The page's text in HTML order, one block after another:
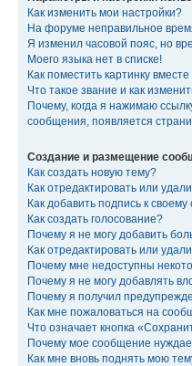
Как изменить мои настройки?
На форуме неправильное
Я изменил часовой пояс, но
Моего языка нет в списке!
Как поместить картинку
Что такое звание и как
Почему, когда я нажимаю
сообщения, появляется
Создание и размещение
Как создать новую тему?
Как отредактировать или
Как добавить подпись к
Как создать голосование?
Почему я не могу добавить
Как отредактировать или
Почему мне недоступны
Почему я не могу добавлять
Почему я получил
Как мне пожаловаться на
Что означает кнопка
Почему мое сообщение
Как мне вновь поднять мою